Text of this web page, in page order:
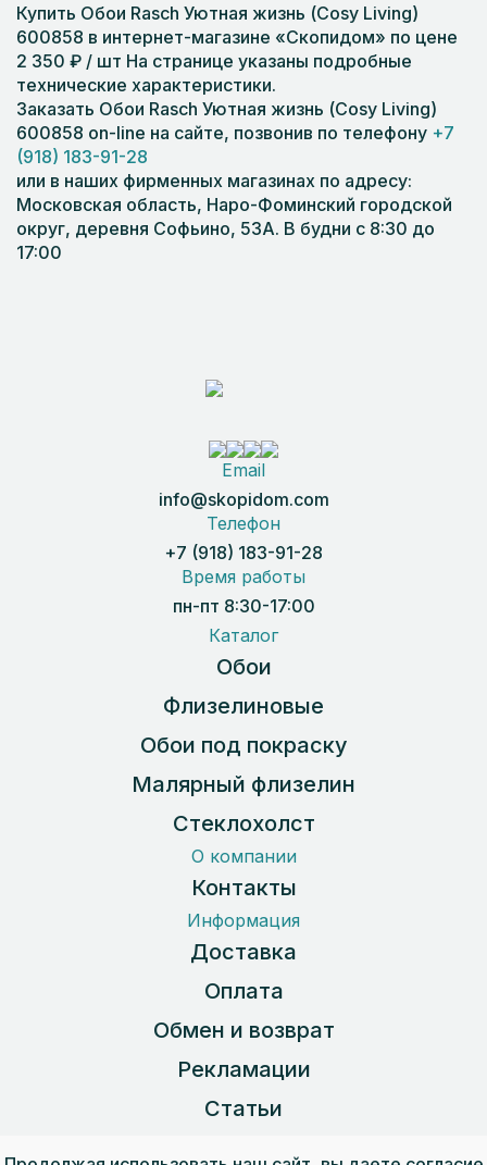
Купить Обои Rasch Уютная жизнь (Cosy Living)
600858 в интернет-магазине «Скопидом» по цене
2 350 ₽ / шт На странице указаны подробные
технические характеристики.
Заказать Обои Rasch Уютная жизнь (Cosy Living)
600858 on-line на сайте, позвонив по телефону +7
(918) 183-91-28
или в наших фирменных магазинах по адресу:
Московская область, Наро-Фоминский городской
округ, деревня Софьино, 53А. В будни с 8:30 до
17:00
Email
info@skopidom.com
Телефон
+7 (918) 183-91-28
Время работы
пн-пт 8:30-17:00
Каталог
Обои
Флизелиновые
Обои под покраску
Малярный флизелин
Стеклохолст
О компании
Контакты
Информация
Доставка
Оплата
Обмен и возврат
Рекламации
Статьи